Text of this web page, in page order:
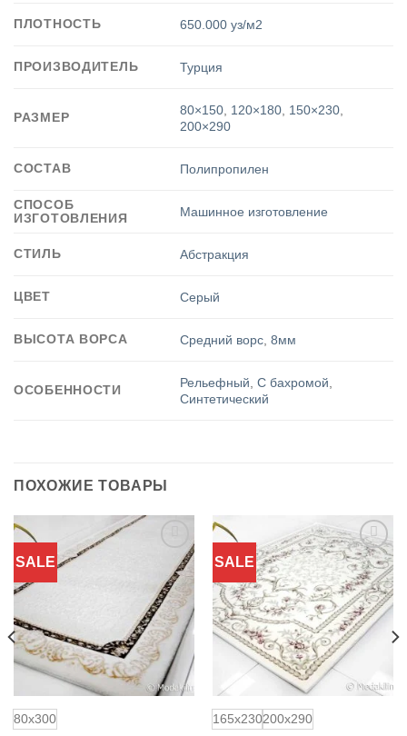
ПЛОТНОСТЬ 650.000 уз/м2
ПРОИЗВОДИТЕЛЬ Турция
РАЗМЕР 80×150 120×180 150×230
200×290
СОСТАВ Полипропилен
СПОСОБ
ИЗГОТОВЛЕНИЯ
Машинное изготовление
СТИЛЬ Абстракция
ЦВЕТ Серый
ВЫСОТА ВОРСА Средний ворс ,8мм
ОСОБЕННОСТИ Рельефный ,С бахромой
Синтетический
ПОХОЖИЕ ТОВАРЫ
SALE
Добавить
избранное
80x300
SALE
Добавить
в
избранное
165x230200x290